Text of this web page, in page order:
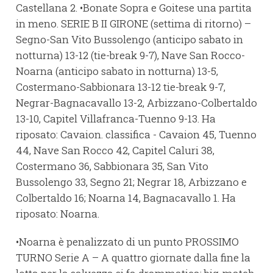
Castellana 2. •Bonate Sopra e Goitese una partita
in meno. SERIE B II GIRONE (settima di ritorno) –
Segno-San Vito Bussolengo (anticipo sabato in
notturna) 13-12 (tie-break 9-7), Nave San Rocco-
Noarna (anticipo sabato in notturna) 13-5,
Costermano-Sabbionara 13-12 tie-break 9-7,
Negrar-Bagnacavallo 13-2, Arbizzano-Colbertaldo
13-10, Capitel Villafranca-Tuenno 9-13. Ha
riposato: Cavaion. classifica - Cavaion 45, Tuenno
44, Nave San Rocco 42, Capitel Caluri 38,
Costermano 36, Sabbionara 35, San Vito
Bussolengo 33, Segno 21; Negrar 18, Arbizzano e
Colbertaldo 16; Noarna 14, Bagnacavallo 1. Ha
riposato: Noarna.
•Noarna è penalizzato di un punto PROSSIMO
TURNO Serie A – A quattro giornate dalla fine la